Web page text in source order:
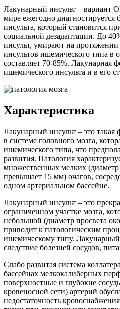
Лакунарный инсульт –
мире ежегодно диагностируется
инсульта, который становится
социальной дезадаптации. До
инсульт, умирают на
инсультов ишемического типа
составляет 70-85%. Лакунарная
ишемического инсульта и в его
Характеристика
Лакунарный инсульт – это
в системе головного мозга,
ишемического типа, что
развития. Патология
множественных мелких
превышает 15 мм) очагов,
одном артериальном бассейне.
Лакунарный инсульт – это
ограниченном участке мозга,
небольшой (диаметр просвета
приводит к патологическим
ишемическому типу. Лакунарный
следствие болезней сосудов,
Слабо развитая система
бассейнах мелкокалиберных
поверхностные и глубокие
кровеносной сети) артерий
недостаточность